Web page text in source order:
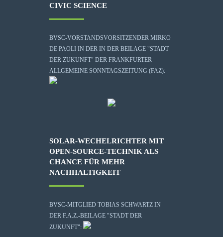
CIVIC SCIENCE
BVSC-VORSTANDSVORSITZENDER MIRKO
DE PAOLI IN DER IN DER BEILAGE "STADT
DER ZUKUNFT" DER FRANKFURTER
ALLGEMEINE SONNTAGSZEITUNG (FAZ):
SOLAR-WECHELRICHTER MIT
OPEN-SOURCE-TECHNIK ALS
CHANCE FÜR MEHR
NACHHALTIGKEIT
BVSC-MITGLIED TOBIAS SCHWARTZ IN
DER F.A.Z.-BEILAGE "STADT DER
ZUKUNFT":